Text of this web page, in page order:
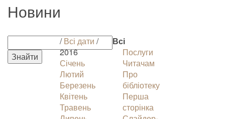
Новини
/Всі дати /
2016
Січень
Лютий
Березень
Квітень
Травень
Всі
Послуги
Читачам
Про
бібліотеку
Перша
сторінка